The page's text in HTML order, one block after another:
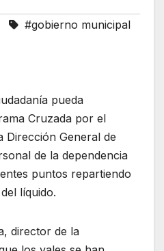
#gobierno municipal
pueda
Cruzada por el
Dirección General de
de la dependencia
puntos repartiendo
líquido.
director de la